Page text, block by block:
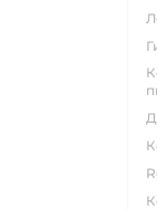
корм для собак с чувствительным